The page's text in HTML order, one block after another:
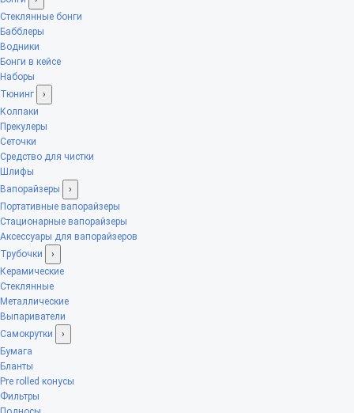
Стеклянные бонги
Бабблеры
Водники
Бонги в кейсе
Наборы
Тюнинг
›
Колпаки
Прекулеры
Сеточки
Средство для чистки
Шлифы
Вапорайзеры
›
Портативные вапорайзеры
Стационарные вапорайзеры
Аксессуары для вапорайзеров
Трубочки
›
Керамические
Стеклянные
Металлические
Выпариватели
Самокрутки
›
Бумага
Бланты
Pre rolled конусы
Фильтры